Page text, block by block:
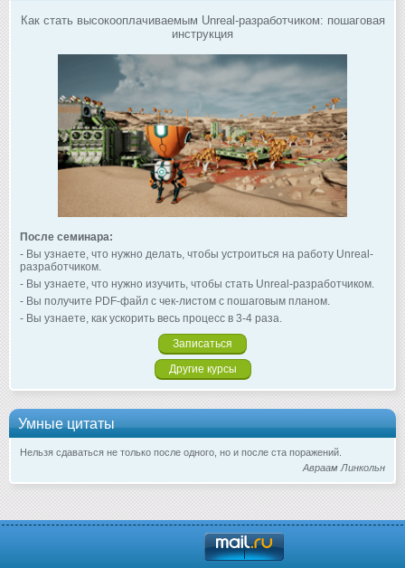
Как стать высокооплачиваемым Unreal-разработчиком: пошаговая
инструкция
После семинара:
- Вы узнаете, что нужно делать, чтобы устроиться на работу Unreal-
разработчиком.
- Вы узнаете, что нужно изучить, чтобы стать Unreal-разработчиком.
- Вы получите PDF-файл с чек-листом с пошаговым планом.
- Вы узнаете, как ускорить весь процесс в 3-4 раза.
Записаться
Другие курсы
Умные цитаты
Нельзя сдаваться не только после одного, но и после ста поражений.
Авраам Линкольн